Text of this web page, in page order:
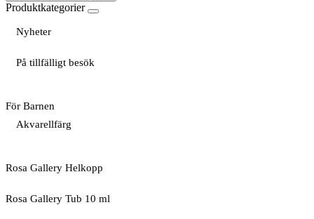
Produktkategorier
Nyheter
På tillfälligt besök
För Barnen
Akvarellfärg
Rosa Gallery Helkopp
Rosa Gallery Tub 10 ml